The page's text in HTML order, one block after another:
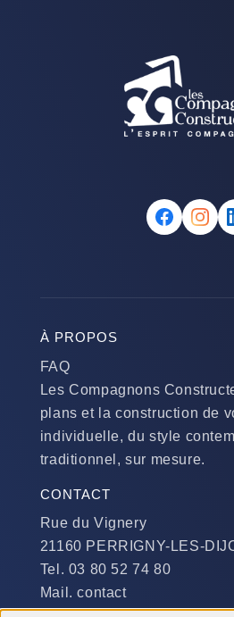
À PROPOS
FAQ
Les Compagnons
plans et la construction de
individuelle, du style
traditionnel, sur mesure.
CONTACT
Rue du Vignery
21160 PERRIGNY-LES-
Tel. 03 80 52 74 80
Mail. contact